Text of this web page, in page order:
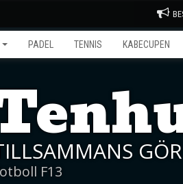
PADEL TENNIS KABECUPEN
F13